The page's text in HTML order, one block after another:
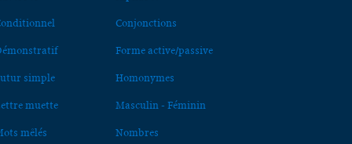
Conjonctions
Forme active/passive
simple Homonymes
muette Masculin - Féminin
mêlés Nombres